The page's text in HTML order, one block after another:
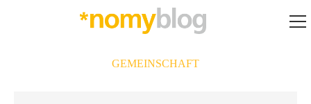
GEMEINSCHAFT